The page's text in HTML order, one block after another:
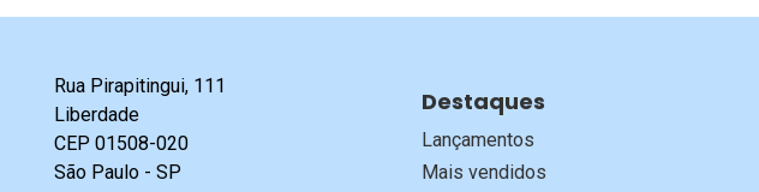
Rua Pirapitingui, 111
Liberdade
CEP 01508-020
São Paulo - SP
Destaques
Lançamentos
Mais vendidos